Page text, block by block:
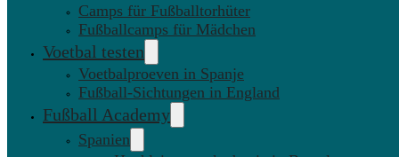
Camps für Fußballtorhüter
Fußballcamps für Mädchen
Voetbal testen
Voetbalproeven in Spanje
Fußball-Sichtungen in England
Fußball Academy
Spanien